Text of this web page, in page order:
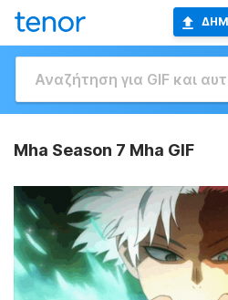
Mha Season 7 Mha GIF